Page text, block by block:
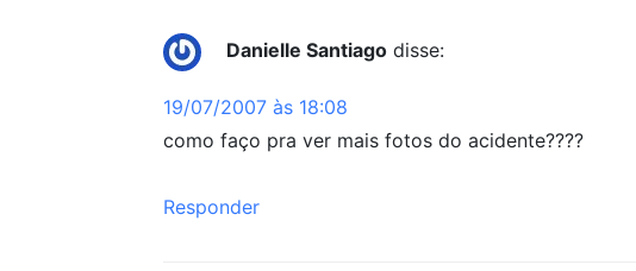
Danielle Santiago disse:
19/07/2007 às 18:08
como faço pra ver mais fotos do acidente????
Responder